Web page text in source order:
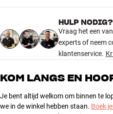
Kleur
Model / Variant
Gewicht (kg)
0
Gewicht verpakking (kg)
0
Afmetingen (verpakking)
4 x
Kabeldeksel voor unnu-meubels
4.5
26
HULP NODIG?
Vraag het een
experts of neem
klantenservice.
KOM LANGS EN
Je bent altijd welkom om binnen te
we in de winkel hebben staan. Boek